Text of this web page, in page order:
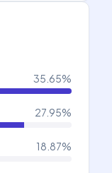
35.65%
27.95%
18.87%